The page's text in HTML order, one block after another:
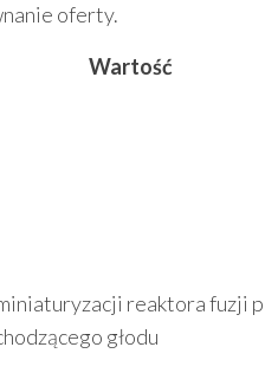
oferty.
Wartość
reaktora fuzji
głodu